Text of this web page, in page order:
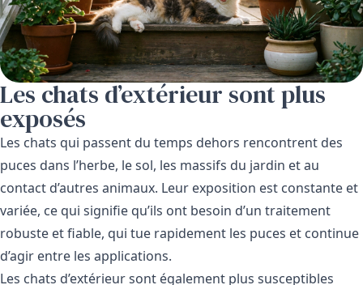
Les chats d’extérieur sont plus
exposés
Les chats qui passent du temps dehors rencontrent des
puces dans l’herbe, le sol, les massifs du jardin et au
contact d’autres animaux. Leur exposition est constante et
variée, ce qui signifie qu’ils ont besoin d’un traitement
robuste et fiable, qui tue rapidement les puces et continue
d’agir entre les applications.
Les chats d’extérieur sont également plus susceptibles